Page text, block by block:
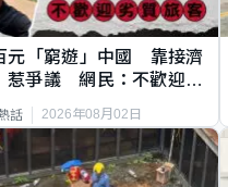
元「窮遊」中國 靠接濟
惹爭議 網民：不歡迎劣
話 2026年08月02日